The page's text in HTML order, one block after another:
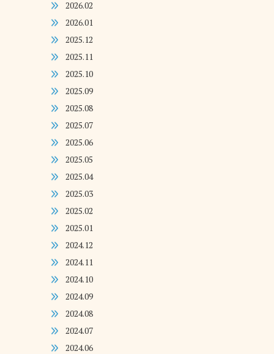
2026.02
2026.01
2025.12
2025.11
2025.10
2025.09
2025.08
2025.07
2025.06
2025.05
2025.04
2025.03
2025.02
2025.01
2024.12
2024.11
2024.10
2024.09
2024.08
2024.07
2024.06